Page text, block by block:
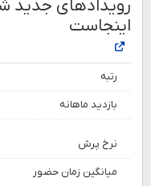
رویدادهای
اینجاست
رتبه
بازدید ماهانه
نرخ پرش
میانگین زمان حضور